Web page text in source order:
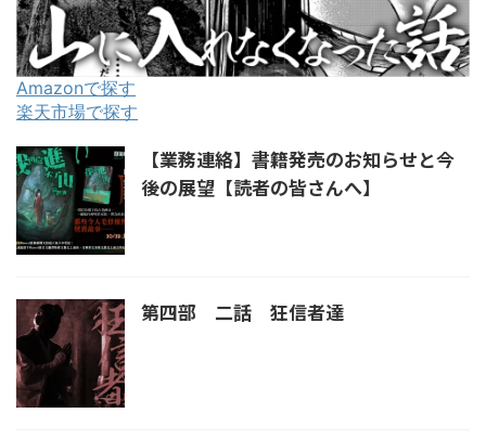
Amazonで探す
楽天市場で探す
【業務連絡】書籍発売のお知らせと今
後の展望【読者の皆さんへ】
第四部 二話 狂信者達